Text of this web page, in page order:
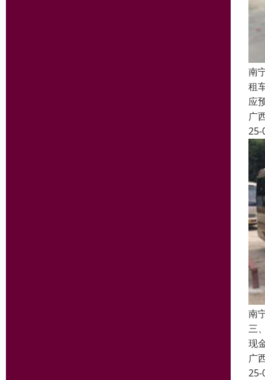
南
租
应
广
25-
南
三
现
广
25-